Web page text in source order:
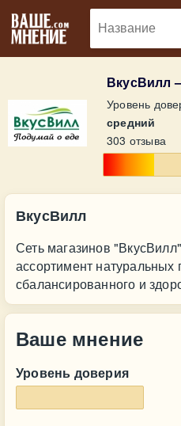
ВкусВилл
Уровень
средний
303 отзыва
ВкусВилл
Сеть магазинов
ассортимент натуральных
сбалансированного и
Ваше мнение
Уровень доверия